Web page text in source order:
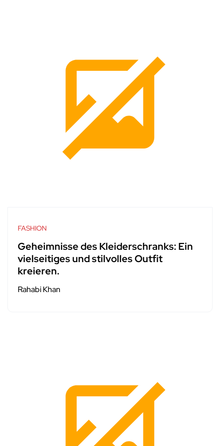
FASHION
Geheimnisse des Kleiderschranks: Ein
vielseitiges und stilvolles Outfit
kreieren.
Rahabi Khan